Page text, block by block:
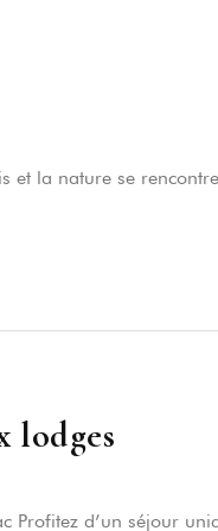
et la nature se
lodges
Profitez d’un séjour
Lac